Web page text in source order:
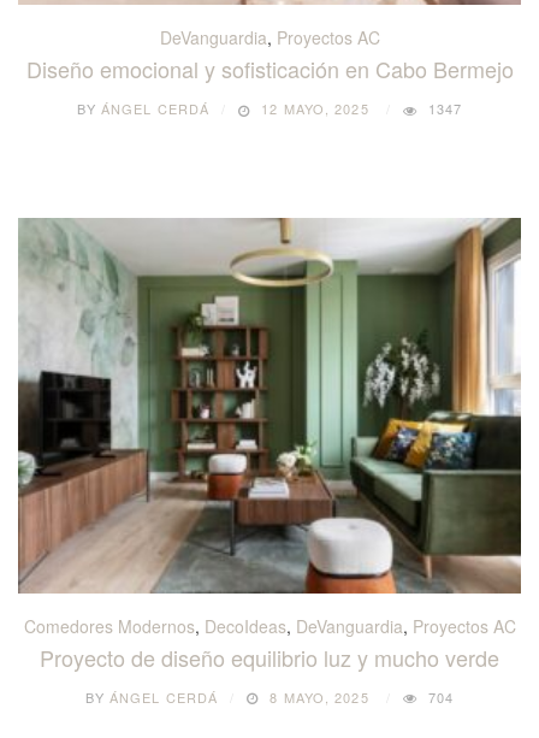
DeVanguardia, Proyectos AC
Diseño emocional y sofisticación en Cabo Bermejo
BY ÁNGEL CERDÁ 12 MAYO, 2025 1347
Comedores Modernos, DecoIdeas, DeVanguardia, Proyectos AC
Proyecto de diseño equilibrio luz y mucho verde
BY ÁNGEL CERDÁ 8 MAYO, 2025 704